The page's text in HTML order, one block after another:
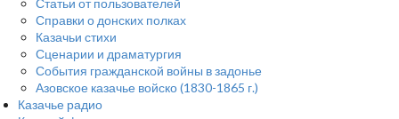
Статьи от пользователей
Справки о донских полках
Казачьи стихи
Сценарии и драматургия
События гражданской войны в задонье
Азовское казачье войско (1830-1865 г.)
Казачье радио